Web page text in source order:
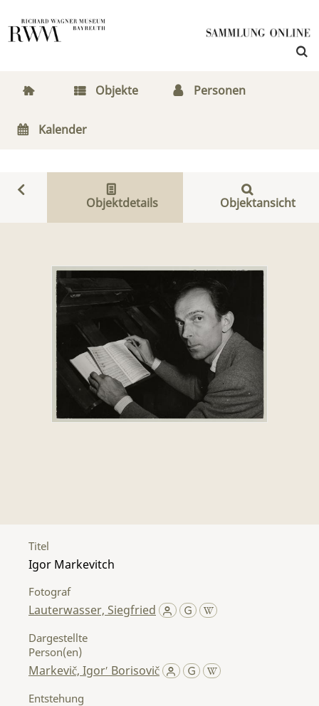
Objekte Personen
Kalender
Objektdetails Objektansicht
Titel
Igor Markevitch
Fotograf
Lauterwasser, Siegfried
Dargestellte
Person(en)
Markevič, Igorʹ Borisovič
Entstehung